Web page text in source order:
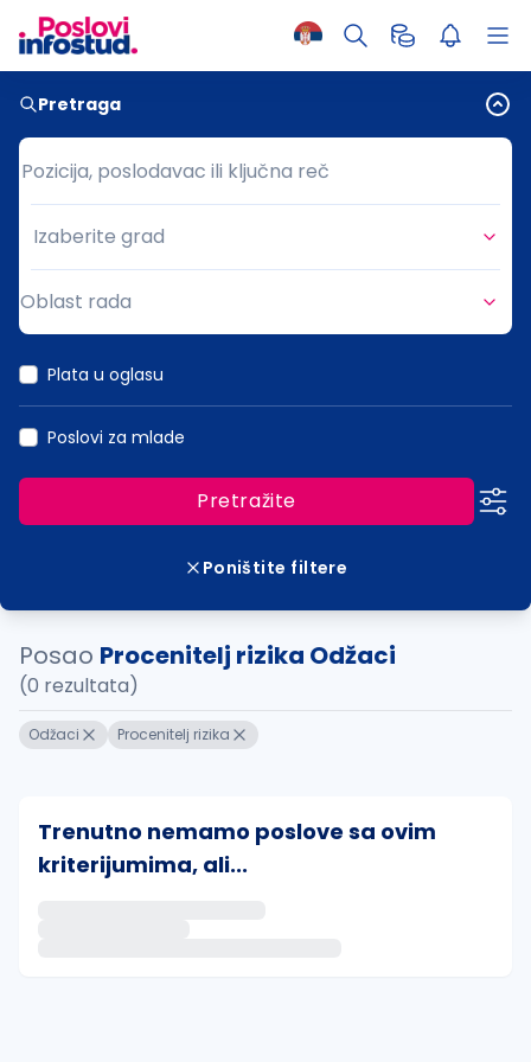
Pretraga
Pozicija, poslodavac ili ključna reč
Pozicija, poslodavac ili ključna reč
Grad
Izaberite grad
Oblast rada
Plata u oglasu
Poslovi za mlade
Pretražite
Poništite filtere
Posao Procenitelj rizika Odžaci
(0 rezultata)
Odžaci Procenitelj rizika
Trenutno nemamo poslove sa ovim
kriterijumima, ali...